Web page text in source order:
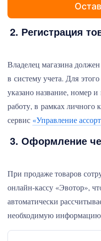
2. Регистрация
Владелец магазина
в систему учета. Для
указано название, номер
работу, в рамках личного
сервис «Управление
3. Оформление
При продаже товаров
онлайн-кассу «Эвотор»,
автоматически
необходимую